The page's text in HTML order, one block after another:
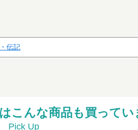
伝記
こんな商品も買ってい
Pick Up